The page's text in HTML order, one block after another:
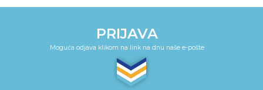
PRIJAVA
Moguća odjava klikom na link na dnu naše e-pošte